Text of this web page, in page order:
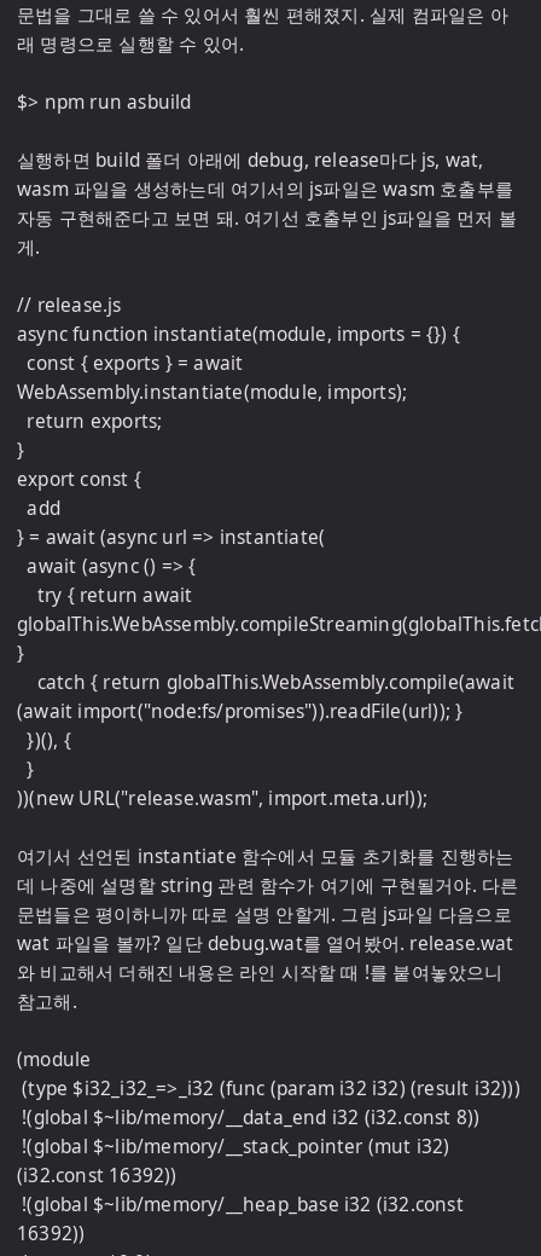
문법을 그대로 쓸 수 있어서 훨씬 편해졌지. 실제 컴파일은 아
래 명령으로 실행할 수 있어.
$> npm run asbuild
실행하면 build 폴더 아래에 debug, release마다 js, wat,
wasm 파일을 생성하는데 여기서의 js파일은 wasm 호출부를
자동 구현해준다고 보면 돼. 여기선 호출부인 js파일을 먼저 볼
게.
// release.js
async function instantiate(module, imports = {}) {
  const { exports } = await
WebAssembly.instantiate(module, imports);
}
export const {
  add
} = await (async url => instantiate(
  await (async () => {
}
(await import("node:fs/promises")).readFile(url)); }
  })(), {
  }
))(new URL("release.wasm", import.meta.url));
여기서 선언된 instantiate 함수에서 모듈 초기화를 진행하는
데 나중에 설명할 string 관련 함수가 여기에 구현될거야. 다른
문법들은 평이하니까 따로 설명 안할게. 그럼 js파일 다음으로
wat 파일을 볼까? 일단 debug.wat를 열어봤어. release.wat
와 비교해서 더해진 내용은 라인 시작할 때 !를 붙여놓았으니
참고해.
(module
(type $i32_i32_=>_i32 (func (param i32 i32) (result i32)))
(i32.const 16392))
16392))